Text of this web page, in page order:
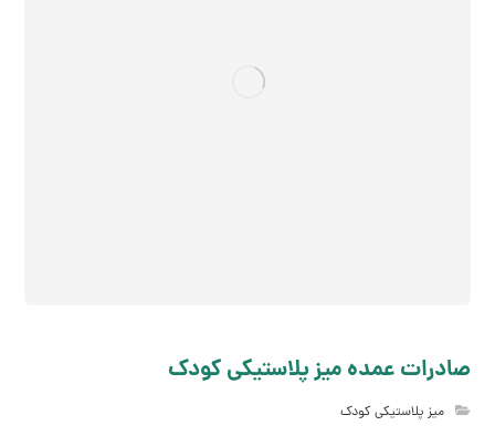
صادرات عمده میز پلاستیکی کودک
میز پلاستیکی کودک